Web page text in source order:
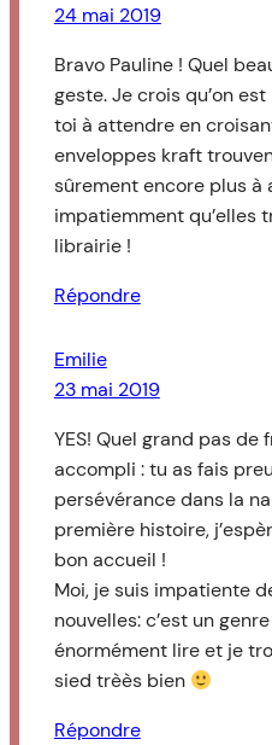
24 mai 2019
Bravo Pauline ! Quel
geste. Je crois qu’on
toi à attendre en
enveloppes kraft
sûrement encore plus à
impatiemment qu’elles
librairie !
Répondre
Emilie
23 mai 2019
YES! Quel grand pas
accompli : tu as fais
persévérance dans la
première histoire,
bon accueil !
Moi, je suis impatiente
nouvelles: c’est un
énormément lire et je
sied trèès bien
Répondre